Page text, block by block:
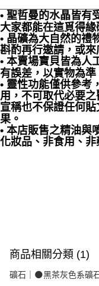
• 聖哲曼的水晶皆有
大家都能在這覓得緣
• 晶礦為大自然的禮
斟酌再行邀請，或
• 本賣場寶貝皆為人
有誤差，以實物為準
• 靈性功能僅供參考
用，不可取代必要
宣稱也不保證任何
果。
• 本店販售之精油與
化妝品、非食用、非
商品相關分類 (1)
礦石｜🌑黑茶灰色系礦